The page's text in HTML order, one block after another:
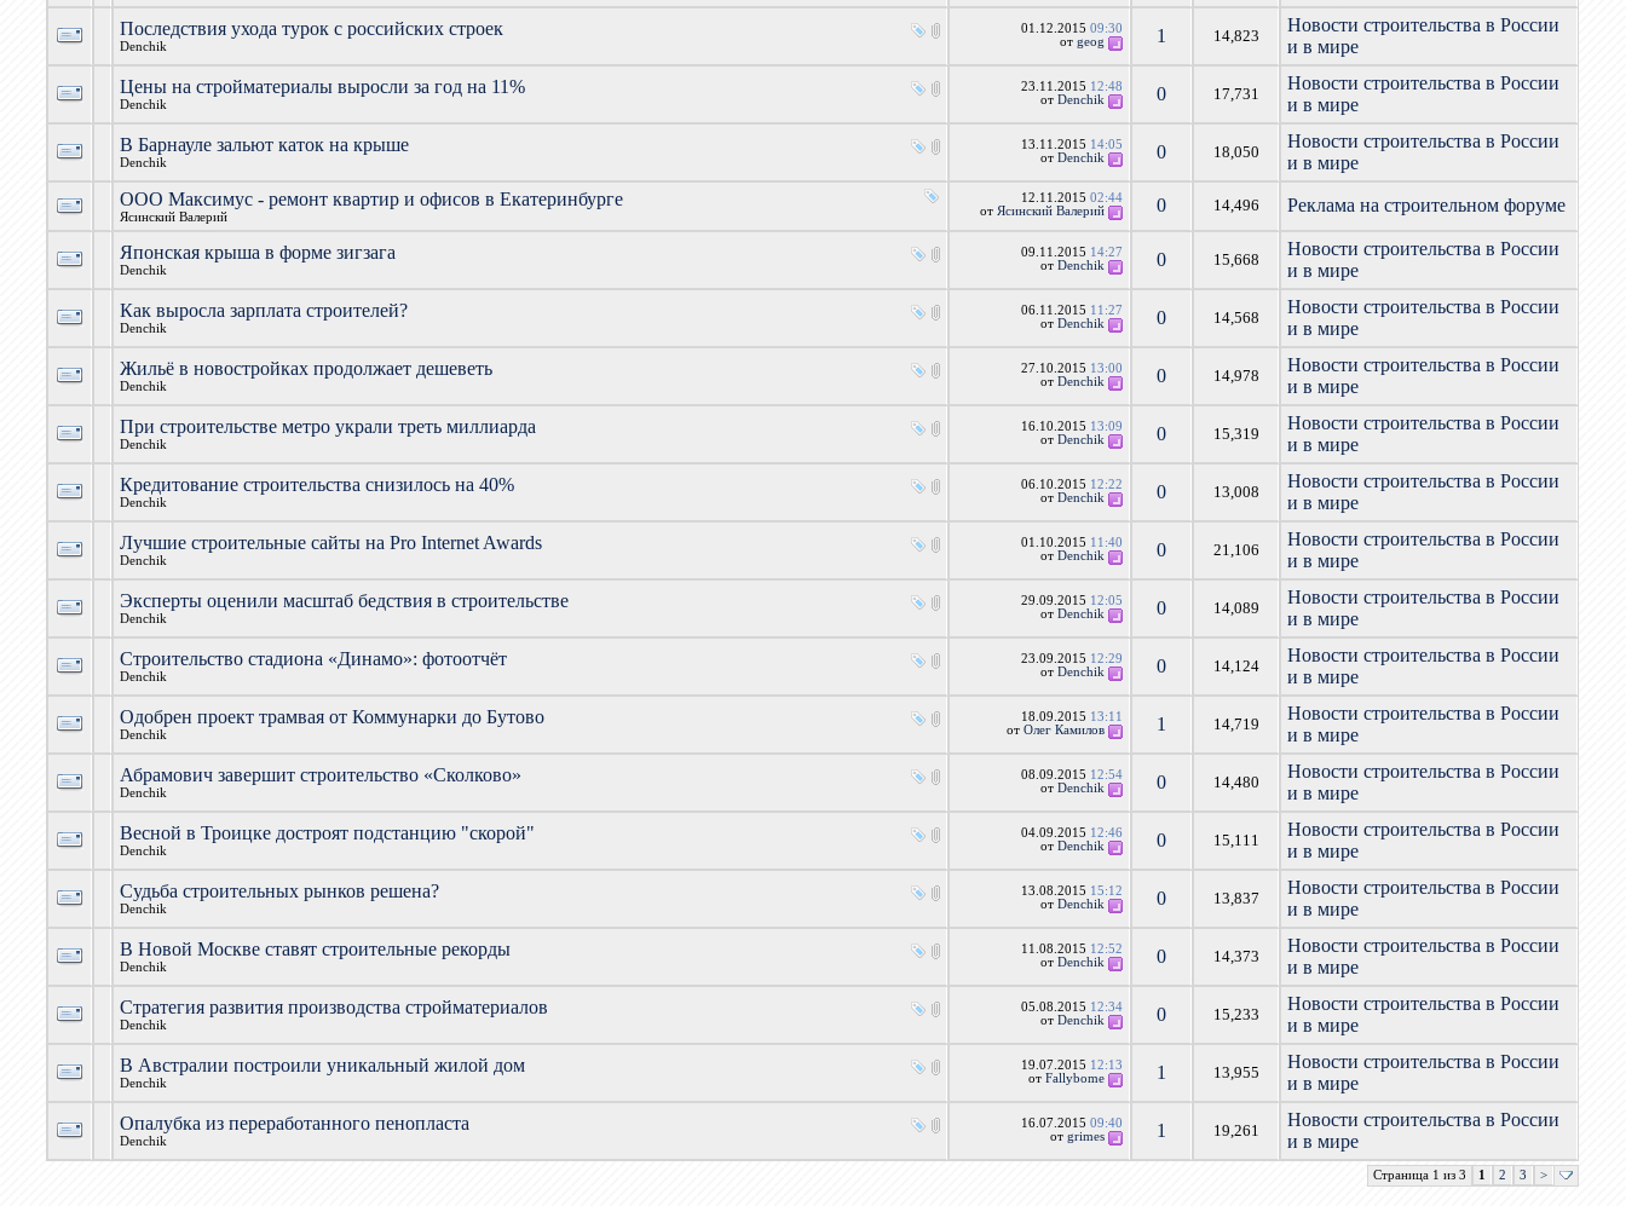
Последствия ухода турок с российских строек
Denchik
01.12.201509:30
отgeog 1 14,823
Новости строительства в России
и в мире
Цены на стройматериалы выросли за год на 11%
Denchik
23.11.2015 12:48
отDenchik 0 17,731
Новости строительства в России
и в мире
В Барнауле зальют каток на крыше
Denchik
13.11.2015 14:05
отDenchik 0 18,050
Новости строительства в России
и в мире
ООО Максимус - ремонт квартир и офисов в Екатеринбурге
Ясинский Валерий
12.11.201502:44
от Ясинский Валерий 0 14,496 Реклама на строительном форуме
Японская крыша в форме зигзага
Denchik
09.11.2015 14:27
отDenchik 0 15,668
Новости строительства в России
и в мире
Как выросла зарплата строителей?
Denchik
06.11.2015 11:27
отDenchik 0 14,568
Новости строительства в России
и в мире
Жильё в новостройках продолжает дешеветь
Denchik
27.10.2015 13:00
отDenchik 0 14,978
Новости строительства в России
и в мире
При строительстве метро украли треть миллиарда
Denchik
16.10.2015 13:09
отDenchik 0 15,319
Новости строительства в России
и в мире
Кредитование строительства снизилось на 40%
Denchik
06.10.2015 12:22
отDenchik 0 13,008
Новости строительства в России
и в мире
Лучшие строительные сайты на Pro Internet Awards
Denchik
01.10.2015 11:40
отDenchik 0 21,106
Новости строительства в России
и в мире
Эксперты оценили масштаб бедствия в строительстве
Denchik
29.09.2015 12:05
отDenchik 0 14,089
Новости строительства в России
и в мире
Строительство стадиона «Динамо»: фотоотчёт
Denchik
23.09.2015 12:29
отDenchik 0 14,124
Новости строительства в России
и в мире
Одобрен проект трамвая от Коммунарки до Бутово
Denchik
18.09.2015 13:11
отОлег Камилов 1 14,719
Новости строительства в России
и в мире
Абрамович завершит строительство «Сколково»
Denchik
08.09.2015 12:54
отDenchik 0 14,480
Новости строительства в России
и в мире
Весной в Троицке достроят подстанцию "скорой"
Denchik
04.09.2015 12:46
отDenchik 0 15,111
Новости строительства в России
и в мире
Судьба строительных рынков решена?
Denchik
13.08.2015 15:12
отDenchik 0 13,837
Новости строительства в России
и в мире
В Новой Москве ставят строительные рекорды
Denchik
11.08.2015 12:52
отDenchik 0 14,373
Новости строительства в России
и в мире
Стратегия развития производства стройматериалов
Denchik
05.08.2015 12:34
отDenchik 0 15,233
Новости строительства в России
и в мире
В Австралии построили уникальный жилой дом
Denchik
19.07.2015 12:13
отFallybome 1 13,955
Новости строительства в России
и в мире
Опалубка из переработанного пенопласта
Denchik
16.07.201509:40
отgrimes 1 19,261
Новости строительства в России
и в мире
Страница 1 из 3 1 2 3 >